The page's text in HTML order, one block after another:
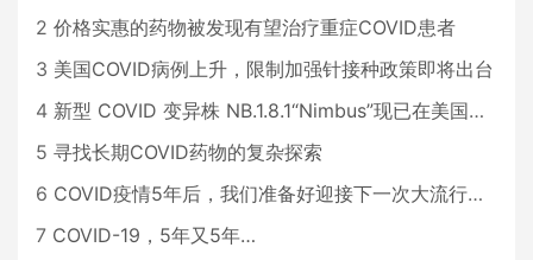
2 价格实惠的药物被发现有望治疗重症COVID患者
3 美国COVID病例上升，限制加强针接种政策即将出台
4 新型 COVID 变异株 NB.1.8.1“Nimbus”现已在美国占据主导地位
5 寻找长期COVID药物的复杂探索
6 COVID疫情5年后，我们准备好迎接下一次大流行了吗？
7 COVID-19，5年又5年…